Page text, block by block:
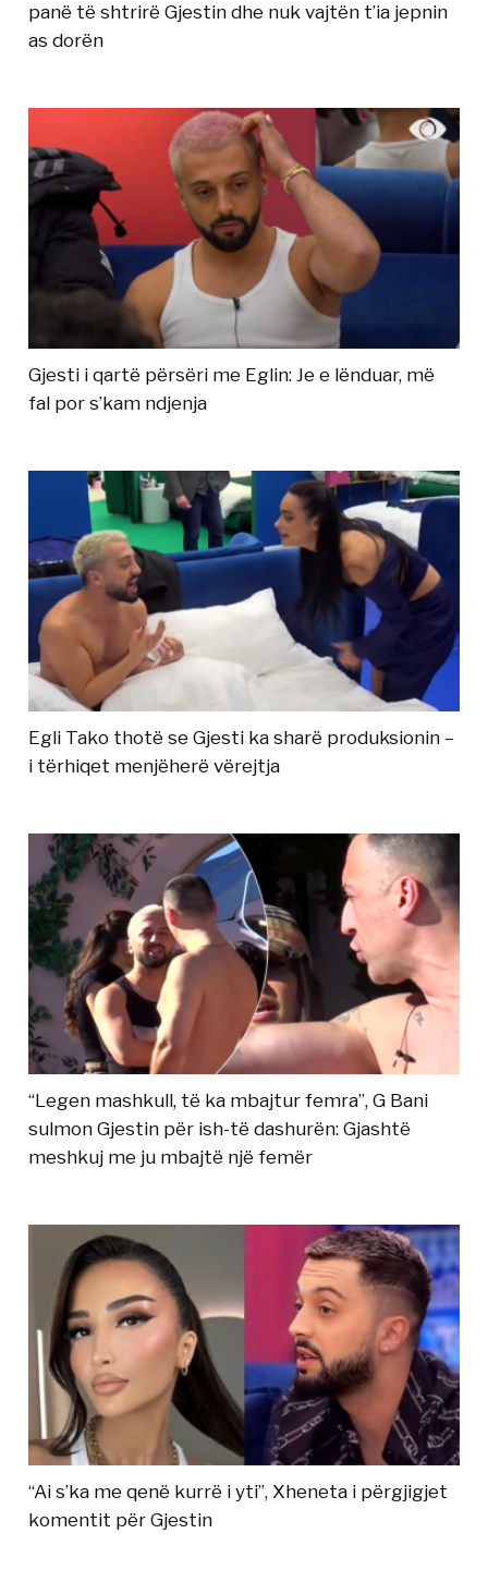
panë të shtrirë Gjestin dhe nuk vajtën t’ia jepnin
as dorën
Gjesti i qartë përsëri me Eglin: Je e lënduar, më
fal por s’kam ndjenja
Egli Tako thotë se Gjesti ka sharë produksionin –
i tërhiqet menjëherë vërejtja
“Legen mashkull, të ka mbajtur femra”, G Bani
sulmon Gjestin për ish-të dashurën: Gjashtë
meshkuj me ju mbajtë një femër
“Ai s’ka me qenë kurrë i yti”, Xheneta i përgjigjet
komentit për Gjestin